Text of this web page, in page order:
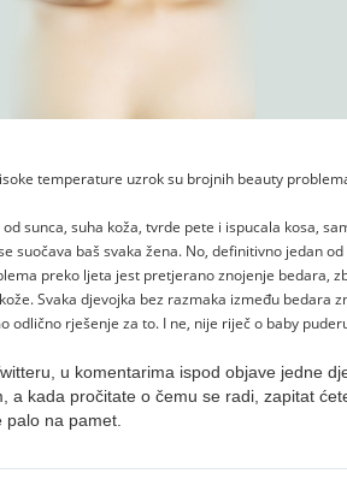
temperature uzrok su brojnih beauty
sunca, suha koža, tvrde pete i ispucala kosa,
suočava baš svaka žena. No, definitivno jedan od
preko ljeta jest pretjerano znojenje bedara,
Svaka djevojka bez razmaka između bedara
odlično rješenje za to. I ne, nije riječ o baby
u komentarima ispod objave jedne
a kada pročitate o čemu se radi, zapitat
na pamet.